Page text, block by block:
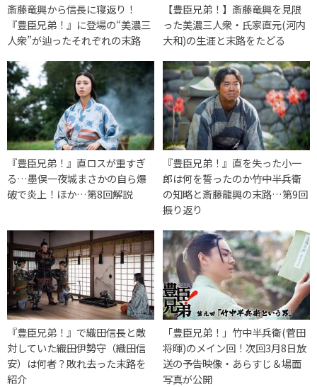
斎藤竜興から信長に寝返り！
『豊臣兄弟！』に登場の“美濃三
人衆”が辿ったそれぞれの末路
【豊臣兄弟！】斎藤竜興を見限
った美濃三人衆・氏家直元(河内
大和)の生涯と末路をたどる
『豊臣兄弟！』直ロスが重すぎ
る…墨俣一夜城まさかの自ら爆
破で炎上！ほか…第8回解説
『豊臣兄弟！』直を失った小一
郎は何を誓ったのか――竹中半兵衛
の知略と斎藤龍興の末路…第9回
振り返り
『豊臣兄弟！』で織田信長と敵
対していた織田伊勢守（織田信
安）は何者？敗れ去った末路を
紹介
「豊臣兄弟！」竹中半兵衛(菅田
将暉)のメイン回！次回3月8日放
送の予告映像・あらすじ＆場面
写真が公開